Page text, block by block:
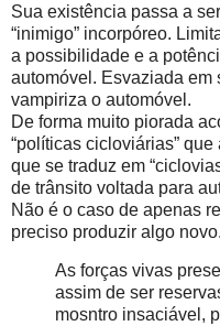
Sua existência passa a ser
“inimigo” incorpóreo.
a possibilidade e a
automóvel. Esvaziada em
vampiriza o automóvel.
De forma muito piorada
“políticas cicloviárias”
que se traduz em
de trânsito voltada para
Não é o caso de apenas
preciso produzir algo novo.
As forças vivas
assim de ser
mosntro insaciável,